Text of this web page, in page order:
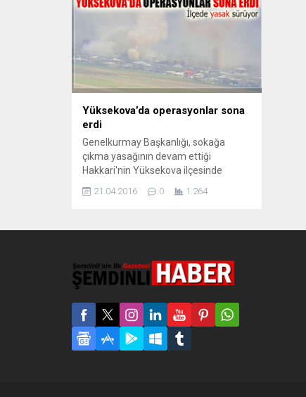
Yüksekova’da operasyonlar sona
erdi
Genelkurmay Başkanlığı, sokağa
çıkma yasağının devam ettiği
Hakkari'nin Yüksekova ilçesinde
Hakkari'nin Yüksekova ilçesinde 13
operasyonların bittiğini açıkladı.
Genelkurmay Başkanlığ'ndan konu ile
tarihinde Emniyet Genel Müdürlüğü...
21.04.2016 0 1.264